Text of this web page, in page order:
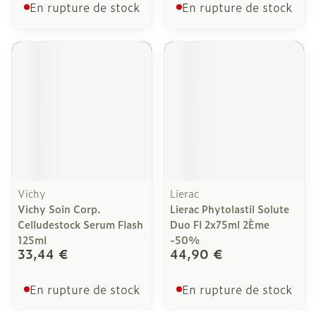
En rupture de stock En rupture de stock
Vichy
Vichy Soin Corp.
Celludestock Serum Flash
125ml
33,44 €
En rupture de stock
Lierac
Lierac Phytolastil Solute
Duo Fl 2x75ml 2Ème
-50%
44,90 €
En rupture de stock